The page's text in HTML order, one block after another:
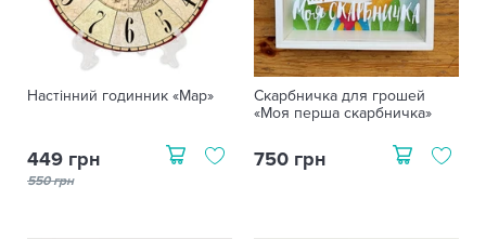
Настінний годинник «Map»
449 грн
550 грн
Скарбничка для грошей
«Моя перша скарбничка»
750 грн